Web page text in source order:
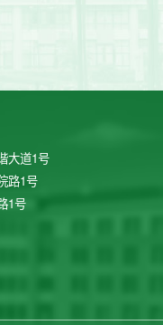
大道1号
路1号
1号